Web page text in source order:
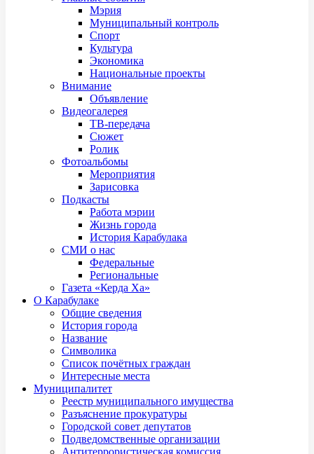
Мэрия
Муниципальный контроль
Спорт
Культура
Экономика
Национальные проекты
Внимание
Объявление
Видеогалерея
ТВ-передача
Сюжет
Ролик
Фотоальбомы
Мероприятия
Зарисовка
Подкасты
Работа мэрии
Жизнь города
История Карабулака
СМИ о нас
Федеральные
Региональные
Газета «Керда Ха»
О Карабулаке
Общие сведения
История города
Название
Символика
Список почётных граждан
Интересные места
Муниципалитет
Реестр муниципального имущества
Разъяснение прокуратуры
Городской совет депутатов
Подведомственные организации
Антитеррористическая комиссия